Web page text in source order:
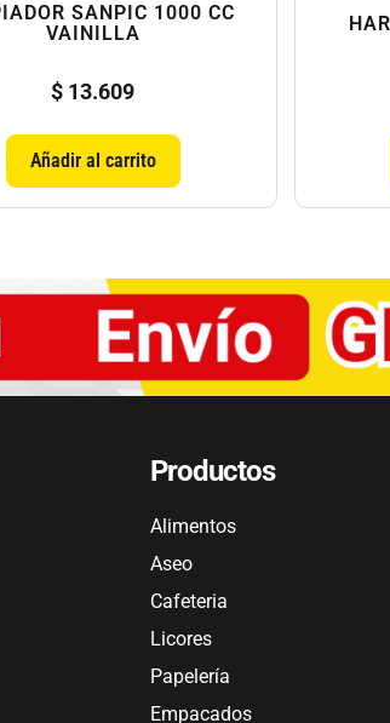
SANPIC 1000 CC
VAINILLA
$ 13.609
Añadir al carrito
Productos
Alimentos
Aseo
Cafeteria
Licores
Papelería
Empacados